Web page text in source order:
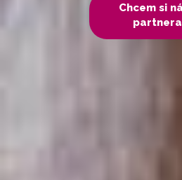
Chcem si
partnera